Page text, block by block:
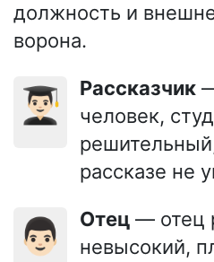
должность и
ворона.
👨🏻‍🎓 Рассказчик
человек,
рассказе не
👨🏻 Отец — отец
невысокий,